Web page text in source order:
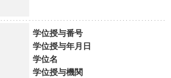
学位授与番号
学位授与年月日
学位名
学位授与機関